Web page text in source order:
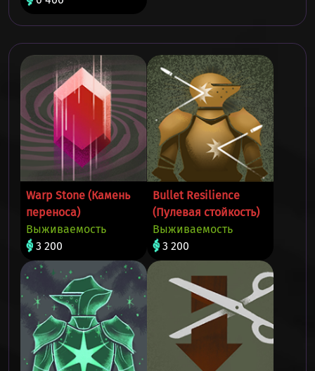
Warp Stone (Камень
переноса)
Выживаемость
3 200
Bullet Resilience
(Пулевая стойкость)
Выживаемость
3 200